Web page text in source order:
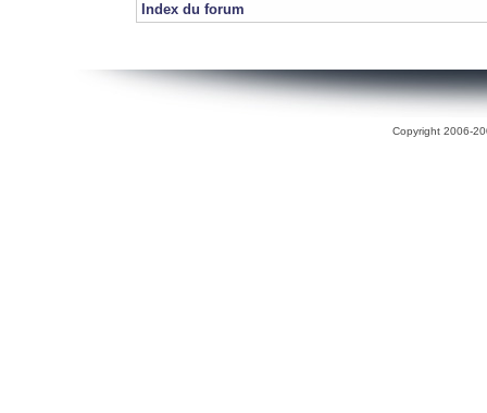
Index du forum
Copyright 2006-